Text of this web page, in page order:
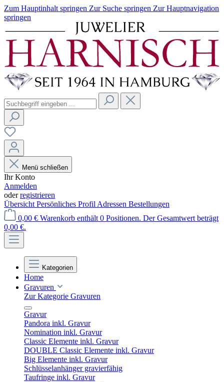
Zum Hauptinhalt springen Zur Suche springen Zur Hauptnavigation
springen
Menü schließen
Ihr Konto
Anmelden
oderregistrieren
Übersicht Persönliches Profil Adressen Bestellungen
0,00 € Warenkorb enthält 0 Positionen. Der Gesamtwert beträgt
0,00 €.
Kategorien
Home
Gravuren
Zur Kategorie Gravuren
Gravur
Pandora inkl. Gravur
Nomination inkl. Gravur
Classic Elemente inkl. Gravur
DOUBLE Classic Elemente inkl. Gravur
Big Elemente inkl. Gravur
Schlüsselanhänger gravierfähig
Taufringe inkl. Gravur